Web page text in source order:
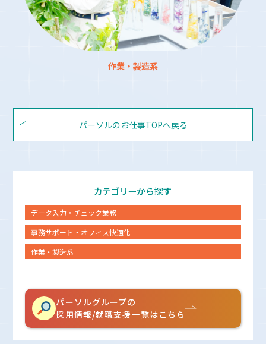
作業・製造系
パーソルのお仕事TOPへ戻る
カテゴリーから探す
データ入力・チェック業務
事務サポート・オフィス快適化
作業・製造系
パーソルグループの
採用情報/就職支援一覧はこちら